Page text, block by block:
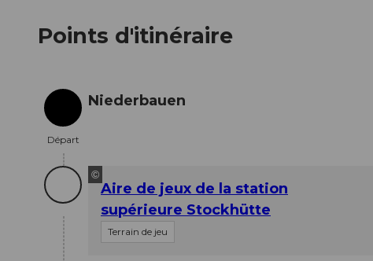
Points d'itinéraire
Départ
Départ
Niederbauen
©
Aire de jeux de la station
supérieure Stockhütte
Terrain de jeu